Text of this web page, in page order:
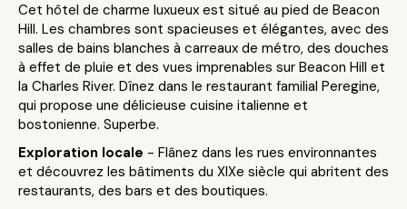
Cet hôtel de charme luxueux est situé au pied de Beacon
Hill. Les chambres sont spacieuses et élégantes, avec des
salles de bains blanches à carreaux de métro, des douches
à effet de pluie et des vues imprenables sur Beacon Hill et
la Charles River. Dînez dans le restaurant familial Peregine,
qui propose une délicieuse cuisine italienne et
bostonienne. Superbe.
Exploration locale - Flânez dans les rues environnantes
et découvrez les bâtiments du XIXe siècle qui abritent des
restaurants, des bars et des boutiques.